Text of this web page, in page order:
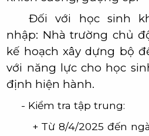
Đối với học sinh
nhập: Nhà trường chủ
kế hoạch xây dựng bộ
với năng lực cho học
định hiện hành.
- Kiểm tra tập trung:
+ Từ 8/4/2025 đến